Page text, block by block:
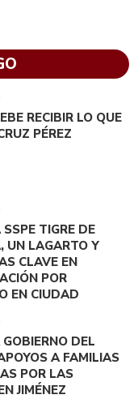
RECIBIR LO QUE
PÉREZ
TIGRE DE
UN LAGARTO Y
CLAVE EN
POR
EN CIUDAD
CATEO
POR GILBERTO
DEL
A FAMILIAS
POR LAS
JIMÉNEZ